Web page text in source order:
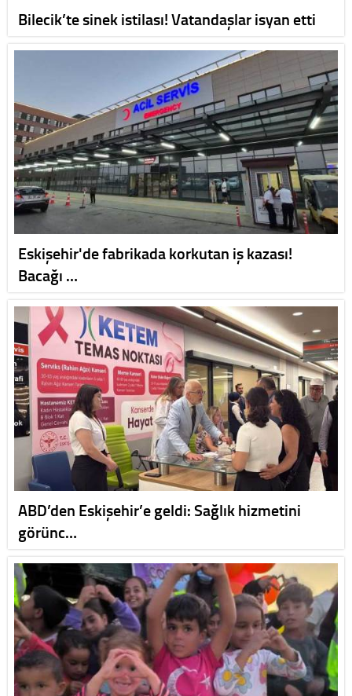
Bilecik’te sinek istilası! Vatandaşlar isyan etti
Eskişehir'de fabrikada korkutan iş kazası!
Bacağı …
ABD’den Eskişehir’e geldi: Sağlık hizmetini
görünc…